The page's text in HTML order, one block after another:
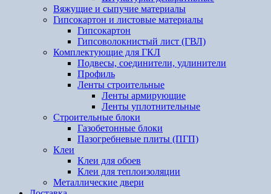
Вяжущие и сыпучие материалы
Гипсокартон и листовые материалы
Гипсокартон
Гипсоволокнистый лист (ГВЛ)
Комплектующие для ГКЛ
Подвесы, соединители, удлинители
Профиль
Ленты строительные
Ленты армирующие
Ленты уплотнительные
Строительные блоки
Газобетонные блоки
Пазогребневые плиты (ПГП)
Клеи
Клеи для обоев
Клеи для теплоизоляции
Металлические двери